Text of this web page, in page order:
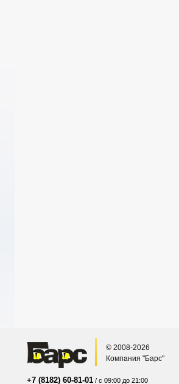
© 2008-2026
Компания "Барс"
+7 (8182) 60-81-01 / с 09:00 до 21:00